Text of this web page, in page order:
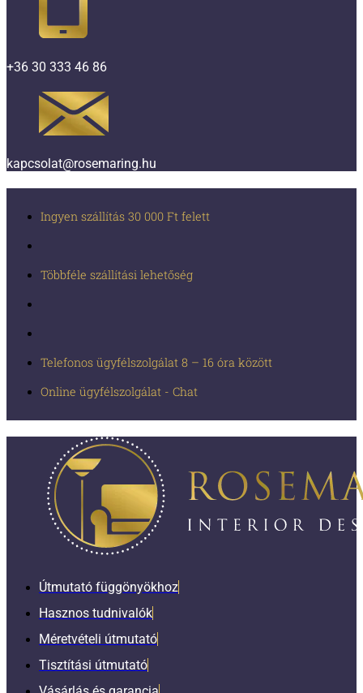
+36 30 333 46 86
kapcsolat@rosemaring.hu
Ingyen szállítás 30 000 Ft felett
Többféle szállítási lehetőség
Telefonos ügyfélszolgálat 8 – 16 óra között
Online ügyfélszolgálat - Chat
Útmutató függönyökhoz
Hasznos tudnivalók
Méretvételi útmutató
Tisztítási útmutató